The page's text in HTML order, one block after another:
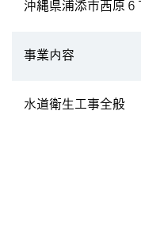
沖縄県浦添市西原
事業内容
水道衛生工事全般